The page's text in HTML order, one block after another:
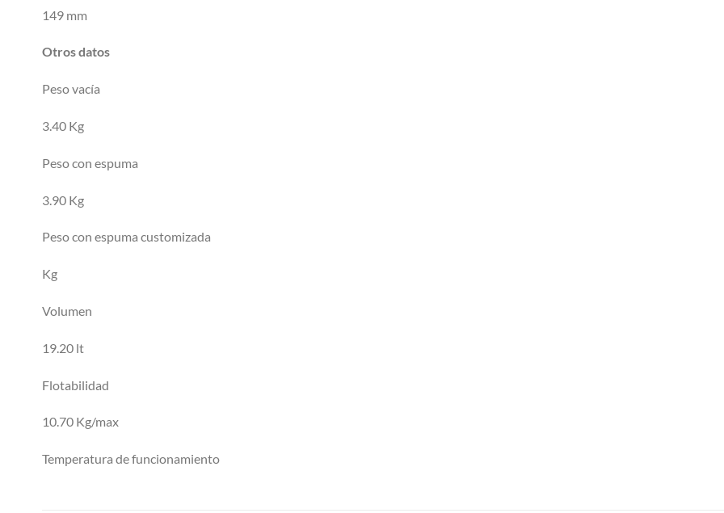
149 mm
Otros datos
Peso vacía
3.40 Kg
Peso con espuma
3.90 Kg
Peso con espuma customizada
Kg
Volumen
19.20 lt
Flotabilidad
10.70 Kg/max
Temperatura de funcionamiento